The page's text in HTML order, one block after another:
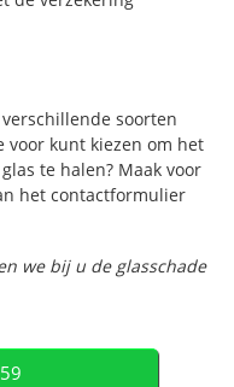
soorten
voor kunt kiezen om het
te halen? Maak voor
het contactformulier
we bij u de glasschade